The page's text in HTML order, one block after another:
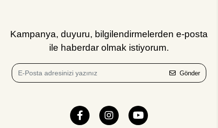
Kampanya, duyuru, bilgilendirmelerden e-posta
ile haberdar olmak istiyorum.
Gönder